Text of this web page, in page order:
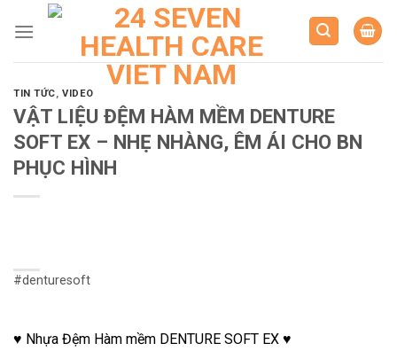
TIN TỨC,VIDEO
VẬT LIỆU ĐỆM HÀM MỀM DENTURE
SOFT EX – NHẸ NHÀNG, ÊM ÁI CHO BN
PHỤC HÌNH
#denturesoft
♥️ Nhựa Đệm Hàm mềm DENTURE SOFT EX ♥️